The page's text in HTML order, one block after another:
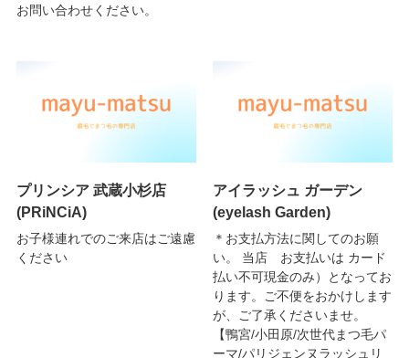
お問い合わせください。
プリンシア 武蔵小杉店
(PRiNCiA)
お子様連れでのご来店はご遠慮
ください
アイラッシュ ガーデン
(eyelash Garden)
＊お支払方法に関してのお願
い。 当店 お支払いは カード
払い不可現金のみ）となってお
ります。ご不便をおかけします
が、ご了承くださいませ。
【鴨宮/小田原/次世代まつ毛パ
ーマ/パリジェンヌラッシュリ